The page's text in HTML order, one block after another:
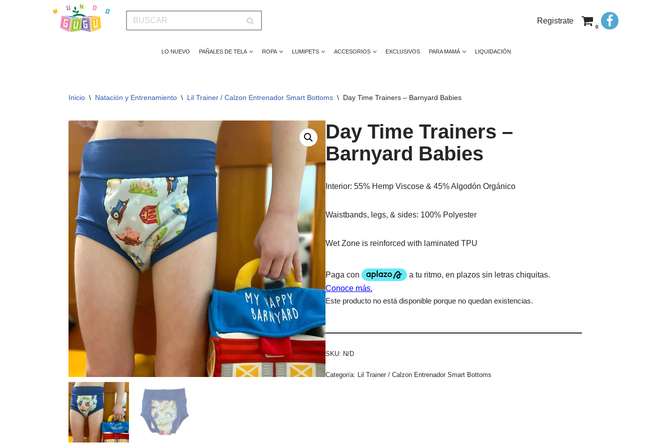
Registrate
0
LO NUEVO PAÑALES DE TELA ROPA LUMIPETS ACCESORIOS EXCLUSIVOS PARA MAMÁ LIQUIDACIÓN
Inicio \ Natación y Entrenamiento \ Lil Trainer / Calzon Entrenador Smart Bottoms \ Day Time Trainers – Barnyard Babies
Day Time Trainers –
Barnyard Babies
Interior: 55% Hemp Viscose & 45% Algodón Orgánico
Waistbands, legs, & sides: 100% Polyester
Wet Zone is reinforced with laminated TPU
Este producto no está disponible porque no quedan existencias.
SKU: N/D
Categoría: Lil Trainer / Calzon Entrenador Smart Bottoms